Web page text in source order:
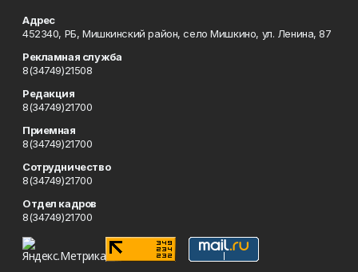
Адрес
452340, РБ, Мишкинский район, село Мишкино, ул. Ленина, 87
Рекламная служба
8(34749)21508
Редакция
8(34749)21700
Приемная
8(34749)21700
Сотрудничество
8(34749)21700
Отдел кадров
8(34749)21700